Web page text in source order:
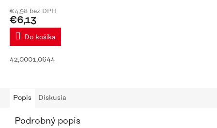
€4,98 bez DPH
€6,13
Do košíka
42,0001,0644
Popis Diskusia
Podrobný popis